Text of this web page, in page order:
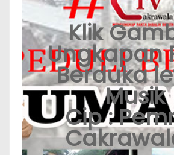
Klik
Ungkapan
Berduka
Musik
Cip :